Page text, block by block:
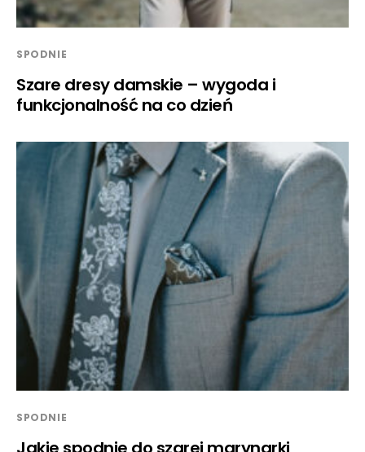
SPODNIE
Szare dresy damskie – wygoda i
funkcjonalność na co dzień
SPODNIE